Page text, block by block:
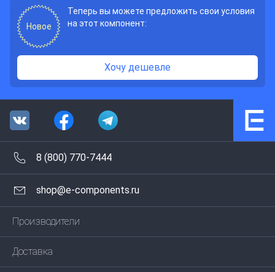
Новое
Теперь вы можете предложить свои условия
на этот компонент:
Хочу дешевле
8 (800) 770-7444
shop@e-components.ru
Производители
Доставка